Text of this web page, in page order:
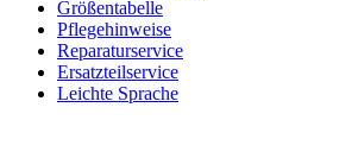
Größentabelle
Pflegehinweise
Reparaturservice
Ersatzteilservice
Leichte Sprache